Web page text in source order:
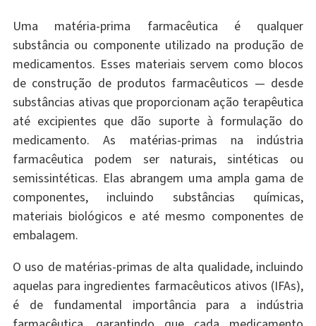
Uma matéria-prima farmacêutica é qualquer
substância ou componente utilizado na produção de
medicamentos. Esses materiais servem como blocos
de construção de produtos farmacêuticos — desde
substâncias ativas que proporcionam ação terapêutica
até excipientes que dão suporte à formulação do
medicamento. As matérias-primas na indústria
farmacêutica podem ser naturais, sintéticas ou
semissintéticas. Elas abrangem uma ampla gama de
componentes, incluindo substâncias químicas,
materiais biológicos e até mesmo componentes de
embalagem.
O uso de matérias-primas de alta qualidade, incluindo
aquelas para ingredientes farmacêuticos ativos (IFAs),
é de fundamental importância para a indústria